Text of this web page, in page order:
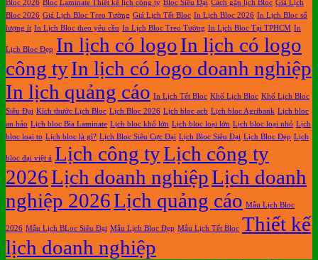
300.000₫.là:
210.000₫.
Bloc 2026 Bloc Laminate Thiết kế lịch công ty Bloc Siêu Đại Cách gắn lịch Bloc Giá Lịch
Bloc 2026 Giá Lịch Bloc Treo Tường Giá Lịch Tết Bloc In Lịch Bloc 2026 In Lịch Bloc số
lượng ít In Lịch Bloc theo yêu cầu In Lịch Bloc Treo Tường In Lịch Bloc Tại TPHCM In
Lịch Bloc Đẹp In lịch có logoIn lịch có logo
công tyIn lịch có logo doanh nghiệp
In lịch quảng cáo In Lịch Tết Bloc Khổ Lịch Bloc Khổ Lịch Bloc
Siêu Đại Kích thước Lịch Bloc Lịch Bloc 2026 Lịch bloc acb Lịch bloc Agribank Lịch bloc
an hảo Lịch bloc Bìa Laminate Lịch bloc khổ lớn Lịch bloc loại lớn Lịch bloc loại nhỏ Lịch
bloc loại to Lịch bloc là gì? Lịch Bloc Siêu Cực Đại Lịch Bloc Siêu Đại Lịch Bloc Đẹp Lịch
bloc đại việt á Lịch công tyLịch công ty
2026Lịch doanh nghiệpLịch doanh
nghiệp 2026Lịch quảng cáo Mẫu Lịch Bloc
2026 Mẫu Lịch BLoc Siêu Đại Mẫu Lịch Bloc Đẹp Mẫu Lịch Tết Bloc Thiết kế
lịch doanh nghiệp